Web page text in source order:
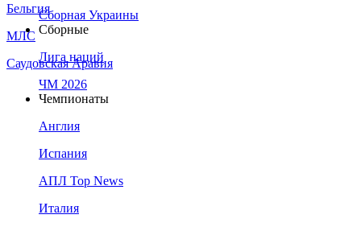
Бельгия
МЛС
Саудовская Аравия
Сборная Украины
Сборные
Лига наций
ЧМ 2026
Чемпионаты
Англия
Испания
АПЛ Top News
Италия